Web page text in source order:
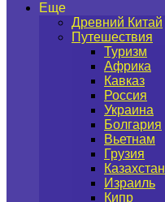
Еще
Древний Китай
Путешествия
Туризм
Африка
Кавказ
Россия
Украина
Болгария
Вьетнам
Грузия
Казахстан
Израиль
Кипр